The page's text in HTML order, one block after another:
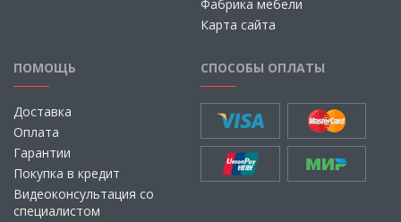
Фабрика мебели
Карта сайта
ПОМОЩЬ
Доставка
Оплата
Гарантии
Покупка в кредит
Видеоконсультация со
специалистом
СПОСОБЫ ОПЛАТЫ